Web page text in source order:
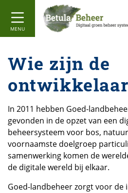
MENU
Wie zijn de
In 2011 hebben Goed-
gevonden in de opzet van een
beheersysteem voor bos,
voornaamste doelgroep
samenwerking komen de
de digitale wereld bij elkaar.
Goed-landbeheer zorgt voor de